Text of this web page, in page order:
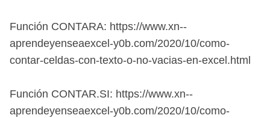
Función CONTARA: https://www.xn--
aprendeyenseaexcel-y0b.com/2020/10/como-
contar-celdas-con-texto-o-no-vacias-en-excel.html
Función CONTAR.SI: https://www.xn--
aprendeyenseaexcel-y0b.com/2020/10/como-